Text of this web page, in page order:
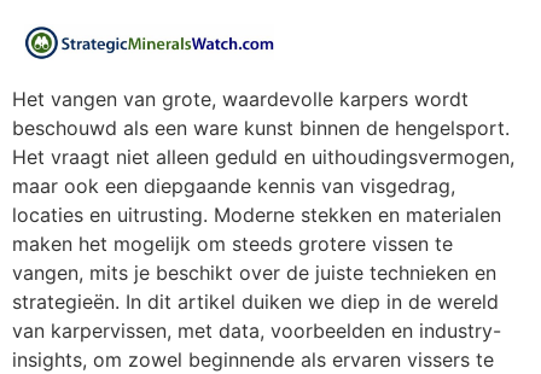
Het vangen van grote, waardevolle karpers wordt
beschouwd als een ware kunst binnen de hengelsport.
Het vraagt niet alleen geduld en uithoudingsvermogen,
maar ook een diepgaande kennis van visgedrag,
locaties en uitrusting. Moderne stekken en materialen
maken het mogelijk om steeds grotere vissen te
vangen, mits je beschikt over de juiste technieken en
strategieën. In dit artikel duiken we diep in de wereld
van karpervissen, met data, voorbeelden en industry-
insights, om zowel beginnende als ervaren vissers te